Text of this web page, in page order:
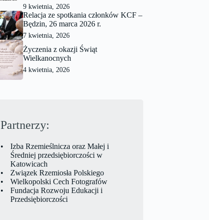
9 kwietnia, 2026
Relacja ze spotkania członków KCF –
Będzin, 26 marca 2026 r.
7 kwietnia, 2026
Życzenia z okazji Świąt
Wielkanocnych
4 kwietnia, 2026
Partnerzy:
Izba Rzemieślnicza oraz Małej i
Średniej przedsiębiorczości w
Katowicach
Związek Rzemiosła Polskiego
Wielkopolski Cech Fotografów
Fundacja Rozwoju Edukacji i
Przedsiębiorczości